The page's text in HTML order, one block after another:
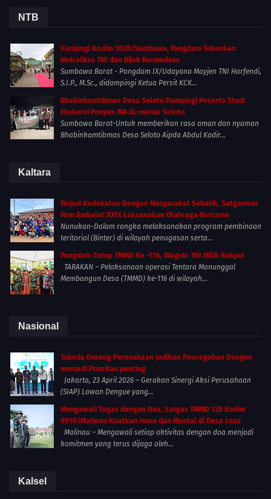
NTB
Kunjungi Kodim 1628/Sumbawa, Pangdam Tekankan
Netralitas TNI dan Bijak Bermedsos
Sumbawa Barat - Pangdam IX/Udayana Mayjen TNI Harfendi,
S.I.P., M.Sc., didampingi Ketua Persit KCK...
Bhabinkamtibmas Desa Seloto Dampingi Peserta Studi
Ekskursi Ponpes MA AL-manar Seloto
Sumbawa Barat-Untuk memberikan rasa aman dan nyaman
Bhabinkamtibmas Desa Seloto Aipda Abdul Kadir...
Kaltara
Wujud Kedekatan Dengan Masyarakat Sebatik, Satgasmar
Pam Ambalat XXIX Laksanakan Olahraga Bersama
Nunukan-Dalam rangka melaksanakan program pembinaan
teritorial (Binter) di wilayah penugasan serta...
Pangdam Tutup TMMD Ke -116, Wagub: TNI Milik Rakyat
TARAKAN – Pelaksanaan operasi Tentara Manunggal
Membangun Desa (TMMD) ke-116 di wilayah...
Nasional
Takeda Dorong Perusahaan Jadikan Pencegahan Dengue
menjadi Prioritas penting
Jakarta, 23 April 2026 – Gerakan Sinergi Aksi Perusahaan
(SIAP) Lawan Dengue yang...
Mengawali Tugas dengan Doa, Satgas TMMD 128 Kodim
0910/Malinau Kuatkan Iman dan Mental di Desa Luso
Malinau – Mengawali setiap aktivitas dengan doa menjadi
komitmen yang terus dijaga oleh...
Kalsel